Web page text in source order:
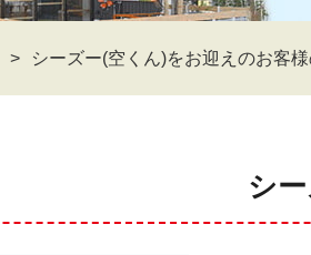
シーズー(空くん)をお迎えのお客
シ